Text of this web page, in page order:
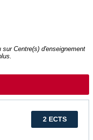
Centre(s) d'enseignement
2 ECTS